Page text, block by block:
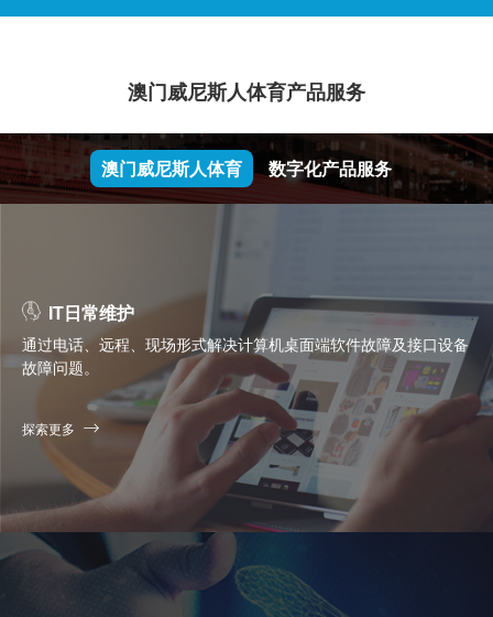
澳门威尼斯人体育产品服务
澳门威尼斯人体育 数字化产品服务
IT日常维护
通过电话、远程、现场形式解决计算机桌面端软件故障及接口设备
故障问题。
探索更多